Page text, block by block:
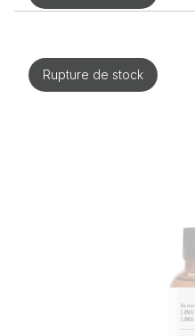
Rupture de stock